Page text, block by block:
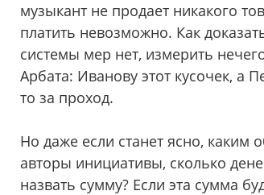
музыкант не продает никакого
платить невозможно. Как
системы мер нет, измерить
Арбата: Иванову этот кусочек, а
то за проход.
Но даже если станет ясно, каким
авторы инициативы, сколько
назвать сумму? Если эта сумма